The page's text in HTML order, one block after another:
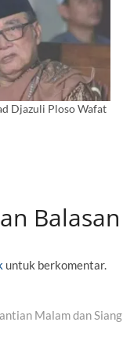
Djazuli Ploso Wafat
Balasan
untuk berkomentar.
Malam dan Siang